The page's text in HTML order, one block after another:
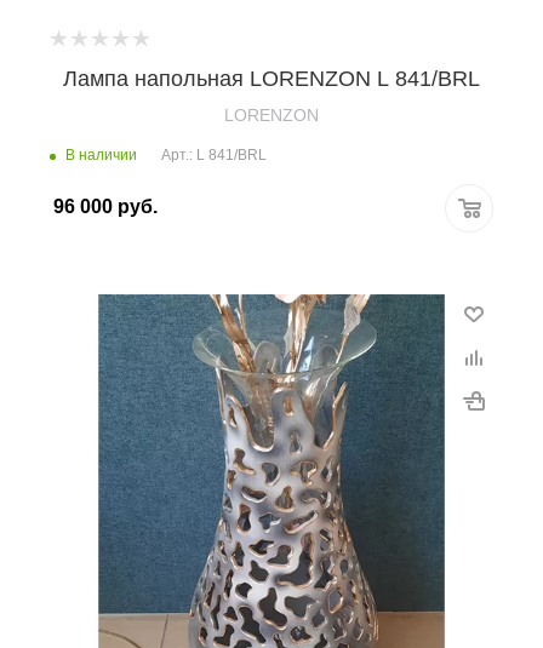
Лампа напольная LORENZON L 841/BRL
LORENZON
В наличии Арт.: L 841/BRL
96 000 руб.